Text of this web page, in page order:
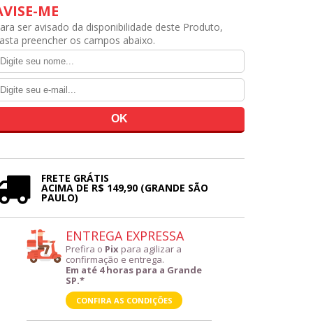
ME
ser avisado da disponibilidade deste Produto,
preencher os campos abaixo.
FRETE GRÁTIS
ACIMA DE R$ 149,90 (GRANDE SÃO
PAULO)
ENTREGA EXPRESSA
Prefira o Pix para agilizar a
confirmação e entrega.
Em até 4 horas para a Grande
SP.*
CONFIRA AS CONDIÇÕES